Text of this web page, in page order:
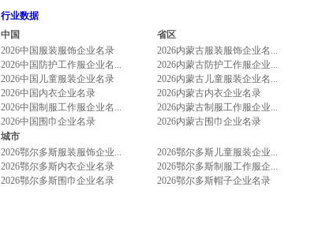
行业数据
中国
2026中国服装服饰企业名录
2026中国防护工作服企业名...
2026中国儿童服装企业名录
2026中国内衣企业名录
2026中国制服工作服企业名...
2026中国围巾企业名录
省区
2026内蒙古服装服饰企业名...
2026内蒙古防护工作服企业...
2026内蒙古儿童服装企业名...
2026内蒙古内衣企业名录
2026内蒙古制服工作服企业...
2026内蒙古围巾企业名录
城市
2026鄂尔多斯服装服饰企业...
2026鄂尔多斯儿童服装企业...
2026鄂尔多斯内衣企业名录
2026鄂尔多斯制服工作服企...
2026鄂尔多斯围巾企业名录
2026鄂尔多斯帽子企业名录